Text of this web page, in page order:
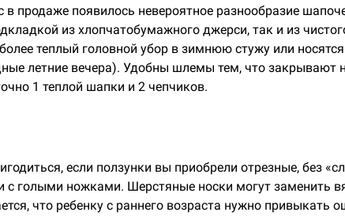
продаже появилось невероятное разнообразие
из хлопчатобумажного джерси, так и из
теплый головной убор в зимнюю стужу или носятся
летние вечера). Удобны шлемы тем, что закрывают
1 теплой шапки и 2 чепчиков.
если ползунки вы приобрели отрезные, без
с голыми ножками. Шерстяные носки могут заменить
что ребенку с раннего возраста нужно привыкать